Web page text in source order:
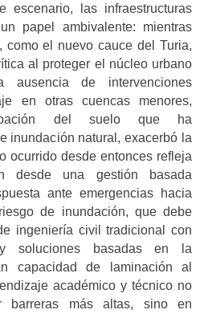
escenario, las infraestructuras
papel ambivalente: mientras
como el nuevo cauce del Turia,
al proteger el núcleo urbano
ausencia de intervenciones
en otras cuencas menores,
del suelo que ha
inundación natural, exacerbó la
ocurrido desde entonces refleja
desde una gestión basada
ante emergencias hacia
de inundación, que debe
ingeniería civil tradicional con
y soluciones basadas en la
capacidad de laminación al
académico y técnico no
barreras más altas, sino en